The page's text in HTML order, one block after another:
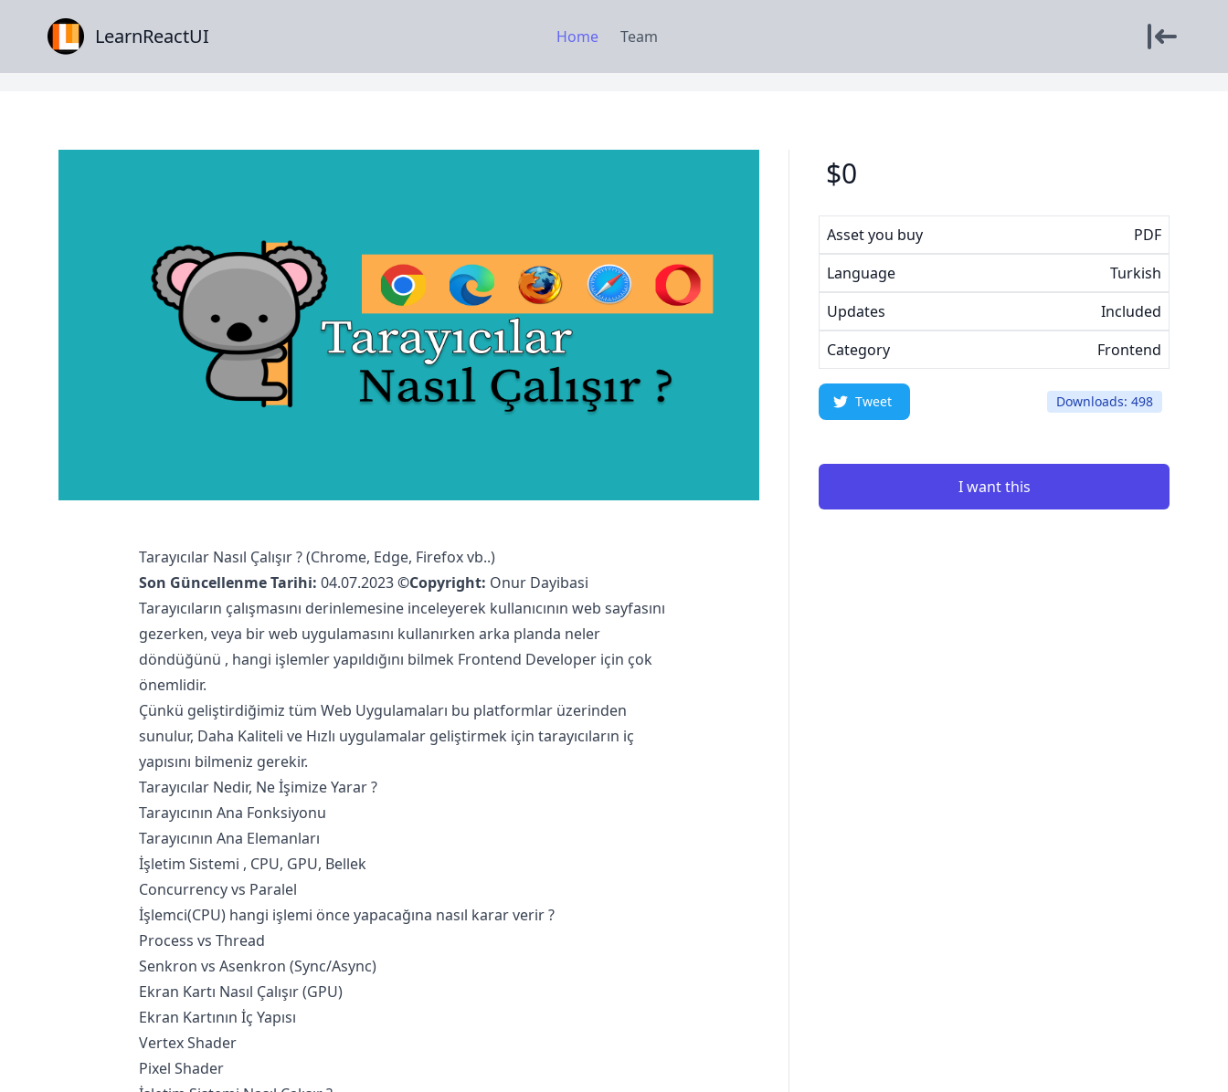
LearnReactUI Home Team
$0
Asset you buy
PDF
Language
Turkish
Updates
Included
Category
Frontend
Tweet Downloads: 498
I want this
Tarayıcılar Nasıl Çalışır ? (Chrome, Edge, Firefox vb..)
Son Güncellenme Tarihi: 04.07.2023©Copyright: Onur Dayibasi
Tarayıcıların çalışmasını derinlemesine inceleyerek kullanıcının web sayfasını
gezerken, veya bir web uygulamasını kullanırken arka planda neler
döndüğünü , hangi işlemler yapıldığını bilmek Frontend Developer için çok
önemlidir.
Çünkü geliştirdiğimiz tüm Web Uygulamaları bu platformlar üzerinden
sunulur, Daha Kaliteli ve Hızlı uygulamalar geliştirmek için tarayıcıların iç
yapısını bilmeniz gerekir.
Tarayıcılar Nedir, Ne İşimize Yarar ?
Tarayıcının Ana Fonksiyonu
Tarayıcının Ana Elemanları
İşletim Sistemi , CPU, GPU, Bellek
Concurrency vs Paralel
İşlemci(CPU) hangi işlemi önce yapacağına nasıl karar verir ?
Process vs Thread
Senkron vs Asenkron (Sync/Async)
Ekran Kartı Nasıl Çalışır (GPU)
Ekran Kartının İç Yapısı
Vertex Shader
Pixel Shader